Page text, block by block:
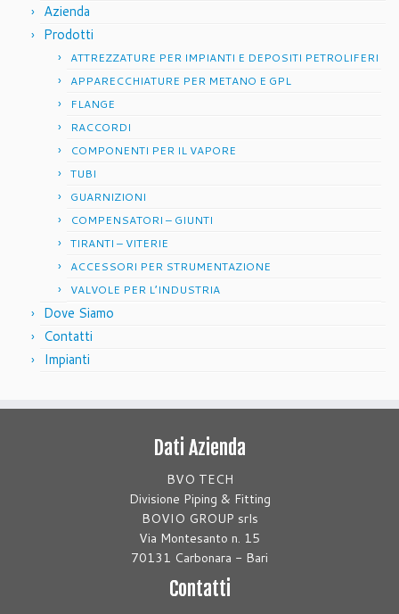
Azienda
Prodotti
ATTREZZATURE PER IMPIANTI E DEPOSITI PETROLIFERI
APPARECCHIATURE PER METANO E GPL
FLANGE
RACCORDI
COMPONENTI PER IL VAPORE
TUBI
GUARNIZIONI
COMPENSATORI – GIUNTI
TIRANTI – VITERIE
ACCESSORI PER STRUMENTAZIONE
VALVOLE PER L’INDUSTRIA
Dove Siamo
Contatti
Impianti
Dati Azienda
BVO TECH
Divisione Piping & Fitting
BOVIO GROUP srls
Via Montesanto n. 15
70131 Carbonara - Bari
Contatti